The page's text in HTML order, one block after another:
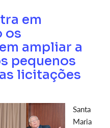
em
os
ampliar a
pequenos
licitações
Santa
Maria